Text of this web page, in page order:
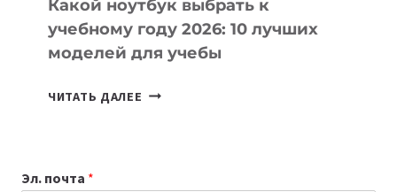
Какой ноутбук выбрать к
учебному году 2026: 10 лучших
моделей для учебы
ЧИТАТЬ ДАЛЕЕ КАКОЙ
Эл. почта *